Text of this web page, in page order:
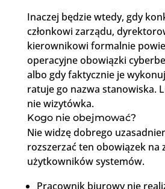
Inaczej będzie wtedy, gdy
członkowi zarządu,
kierownikowi formalnie
operacyjne obowiązki
albo gdy faktycznie je
ratuje go nazwa stanowiska.
nie wizytówka.
Kogo nie obejmować?
Nie widzę dobrego
rozszerzać ten obowiązek na
użytkowników systemów.
Pracownik biurowy nie